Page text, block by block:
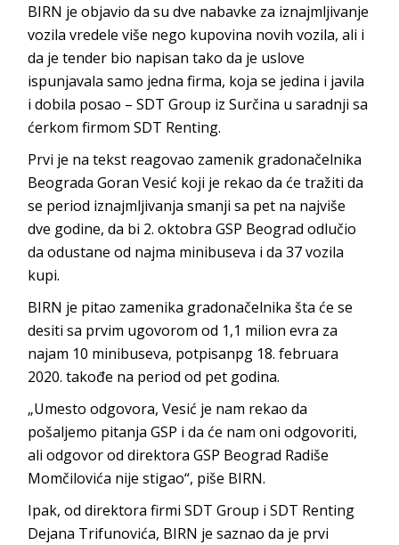
BIRN je objavio da su dve nabavke za iznajmljivanje
vozila vredele više nego kupovina novih vozila, ali i
da je tender bio napisan tako da je uslove
ispunjavala samo jedna firma, koja se jedina i javila
i dobila posao – SDT Group iz Surčina u saradnji sa
ćerkom firmom SDT Renting.
Prvi je na tekst reagovao zamenik gradonačelnika
Beograda Goran Vesić koji je rekao da će tražiti da
se period iznajmljivanja smanji sa pet na najviše
dve godine, da bi 2. oktobra GSP Beograd odlučio
da odustane od najma minibuseva i da 37 vozila
kupi.
BIRN je pitao zamenika gradonačelnika šta će se
desiti sa prvim ugovorom od 1,1 milion evra za
najam 10 minibuseva, potpisanpg 18. februara
2020. takođe na period od pet godina.
„Umesto odgovora, Vesić je nam rekao da
pošaljemo pitanja GSP i da će nam oni odgovoriti,
ali odgovor od direktora GSP Beograd Radiše
Momčilovića nije stigao“, piše BIRN.
Ipak, od direktora firmi SDT Group i SDT Renting
Dejana Trifunovića, BIRN je saznao da je prvi